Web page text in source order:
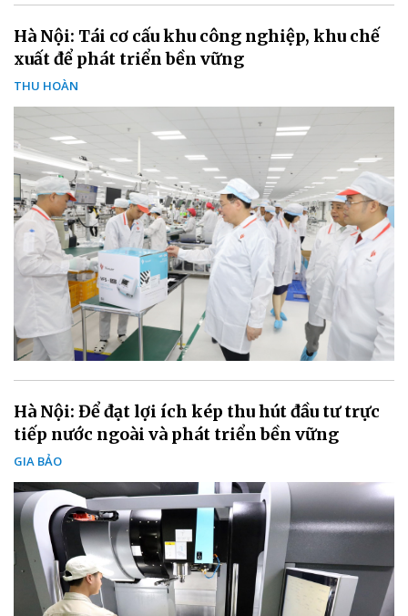
Hà Nội: Tái cơ cấu khu công nghiệp, khu chế
xuất để phát triển bền vững
THU HOÀN
Hà Nội: Để đạt lợi ích kép thu hút đầu tư trực
tiếp nước ngoài và phát triển bền vững
GIA BẢO